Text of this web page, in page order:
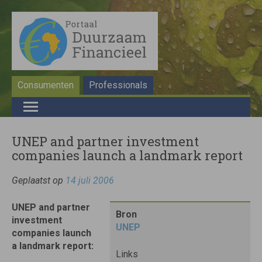
Consumenten Professionals
UNEP and partner investment
companies launch a landmark report
Geplaatst op 14 juli 2006
Bron
UNEP
Links
UNEP and partner
investment
companies launch
a landmark report: